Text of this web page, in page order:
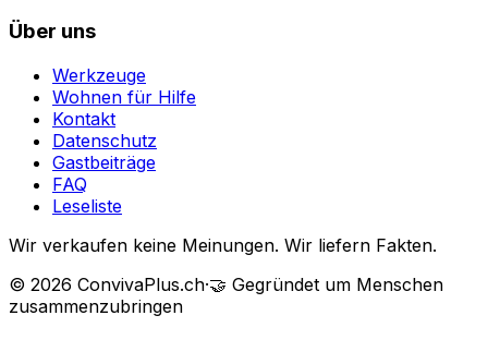
Über uns
Werkzeuge
Wohnen für Hilfe
Kontakt
Datenschutz
Gastbeiträge
FAQ
Leseliste
Wir verkaufen keine Meinungen. Wir liefern Fakten.
© 2026 ConvivaPlus.ch·🤝 Gegründet um Menschen
zusammenzubringen